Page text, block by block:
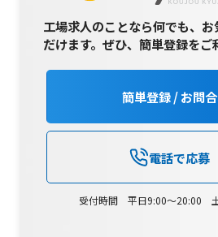
工場求人のことなら何でも、
だけます。ぜひ、簡単登録をご
簡単登録 / お問
電話で応募
受付時間 平日9:00～20:00